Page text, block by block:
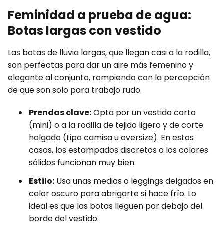
Feminidad a prueba de agua:
Botas largas con vestido
Las botas de lluvia largas, que llegan casi a la rodilla,
son perfectas para dar un aire más femenino y
elegante al conjunto, rompiendo con la percepción
de que son solo para trabajo rudo.
Prendas clave:Opta por un vestido corto
(mini) o a la rodilla de tejido ligero y de corte
holgado (tipo camisa u oversize). En estos
casos, los estampados discretos o los colores
sólidos funcionan muy bien.
Estilo: Usa unas medias o leggings delgados en
color oscuro para abrigarte si hace frío. Lo
ideal es que las botas lleguen por debajo del
borde del vestido.